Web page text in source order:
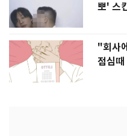
뽀' 스
"회사
점심